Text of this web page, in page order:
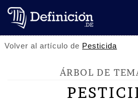
Volver al artículo de Pesticida
ÁRBOL DE